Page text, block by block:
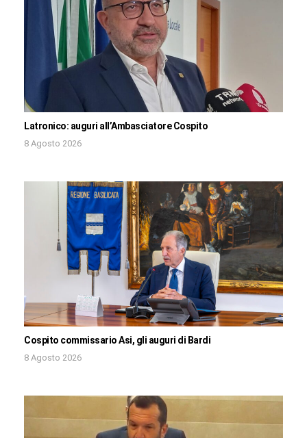
Latronico: auguri all’Ambasciatore Cospito
8 Agosto 2026
Cospito commissario Asi, gli auguri di Bardi
8 Agosto 2026